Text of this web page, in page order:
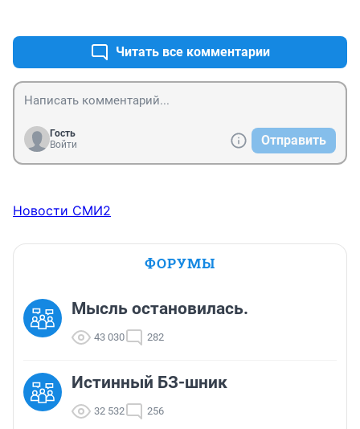
Читать все комментарии
Гость
Войти
Отправить
Новости СМИ2
ФОРУМЫ
Мысль остановилась.
43 030 282
Истинный БЗ-шник
32 532 256